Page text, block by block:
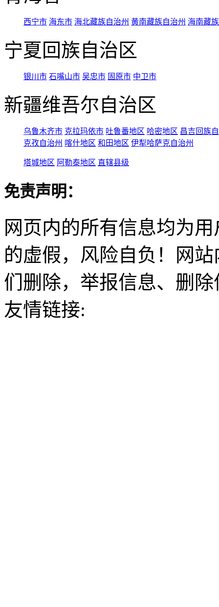
西宁市 海东市 海北藏族自治州 黄南藏族自治州 海南藏
宁夏回族自治区
银川市 石嘴山市 吴忠市 固原市 中卫市
新疆维吾尔自治区
乌鲁木齐市 克拉玛依市 吐鲁番地区 哈密地区 昌吉回族
克孜自治州 喀什地区 和田地区 伊犁哈萨克自治州
塔城地区 阿勒泰地区 直辖县级
免责声明：
网页内的所有信息均为
的虚假，风险自负！网
们删除，举报信息、删
友情链接: